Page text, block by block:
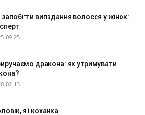
запобігти випадання волосся у жінок:
09-25
дракона: як утримувати
02-13
я і коханка